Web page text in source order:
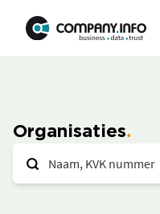
Organisaties